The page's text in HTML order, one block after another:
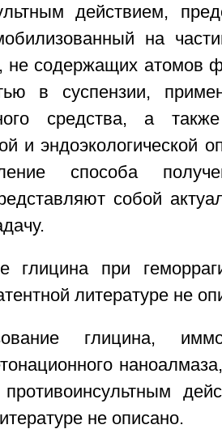
действием,
на
не содержащих атомов
в суспензии,
средства, а
и эндоэкологической
способа
собой
глицина при
литературе не
глицина,
не описано.